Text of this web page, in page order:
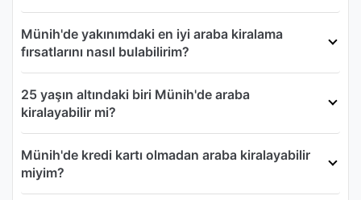
Münih'de yakınımdaki en iyi araba kiralama
fırsatlarını nasıl bulabilirim?
25 yaşın altındaki biri Münih'de araba
kiralayabilir mi?
Münih'de kredi kartı olmadan araba kiralayabilir
miyim?